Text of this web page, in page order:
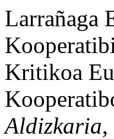
Larrañaga
Kritikoa
Aldizkaria,